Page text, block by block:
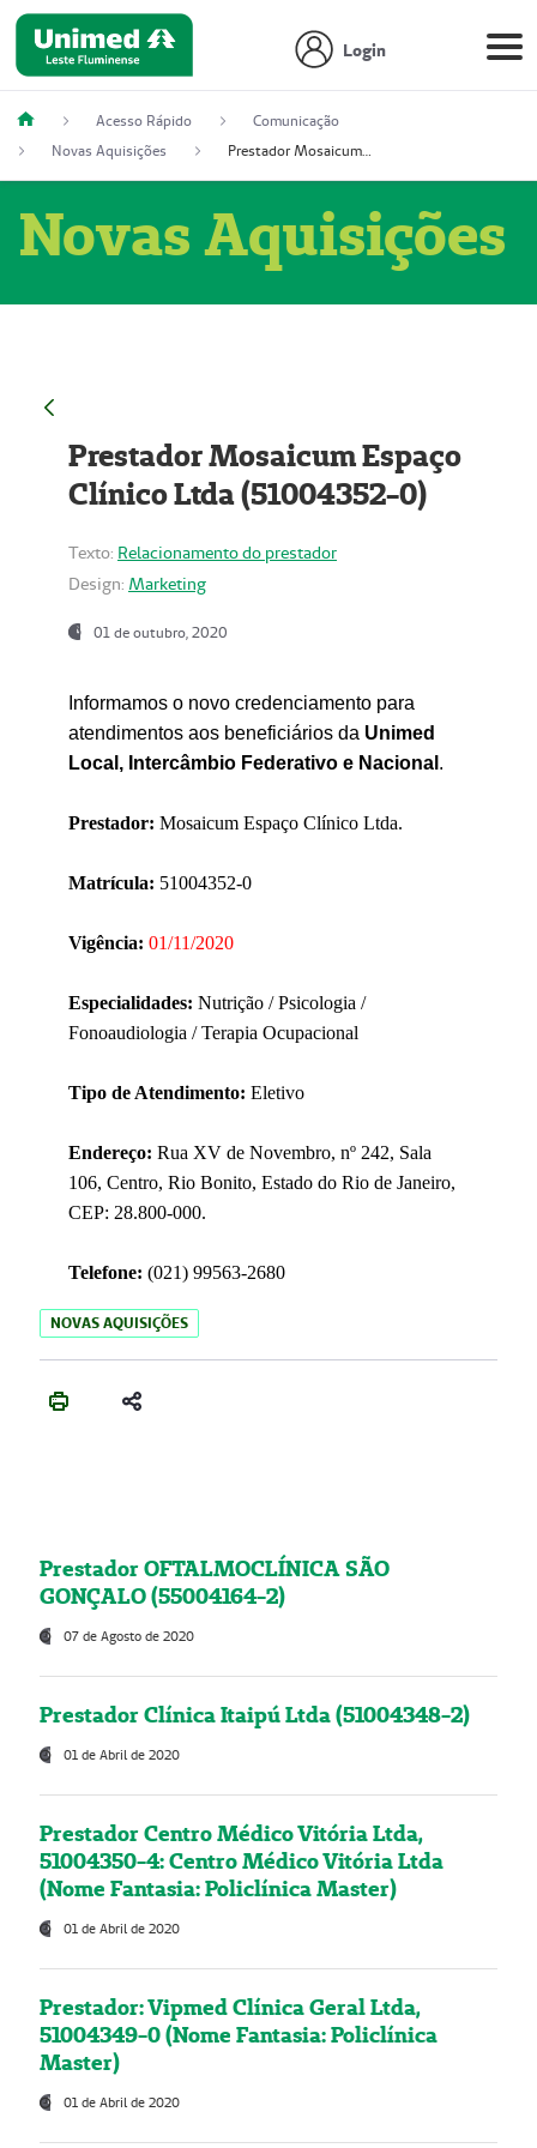
Login
Acesso Rápido
Comunicação
Novas Aquisições
Prestador Mosaicum Espaço Clínico Ltda (51004352-0)
Novas Aquisições
Prestador Mosaicum Espaço
Clínico Ltda (51004352-0)
Texto: Relacionamento do prestador
Design: Marketing
01 de outubro, 2020
Informamos o novo credenciamento para
atendimentos aos beneficiários da Unimed
Local, Intercâmbio Federativo e Nacional .
Prestador: Mosaicum Espaço Clínico Ltda.
Matrícula: 51004352-0
Vigência: 01/11/2020
Especialidades: Nutrição / Psicologia /
Fonoaudiologia / Terapia Ocupacional
Tipo de Atendimento: Eletivo
Endereço: Rua XV de Novembro, nº 242, Sala
106, Centro, Rio Bonito, Estado do Rio de Janeiro,
CEP: 28.800-000.
Telefone: (021) 99563-2680
NOVAS AQUISIÇÕES
Prestador OFTALMOCLÍNICA SÃO
GONÇALO (55004164-2)
07 de Agosto de 2020
Prestador Clínica Itaipú Ltda (51004348-2)
01 de Abril de 2020
Prestador Centro Médico Vitória Ltda,
51004350-4: Centro Médico Vitória Ltda
(Nome Fantasia: Policlínica Master)
01 de Abril de 2020
Prestador: Vipmed Clínica Geral Ltda,
51004349-0 (Nome Fantasia: Policlínica
Master)
01 de Abril de 2020